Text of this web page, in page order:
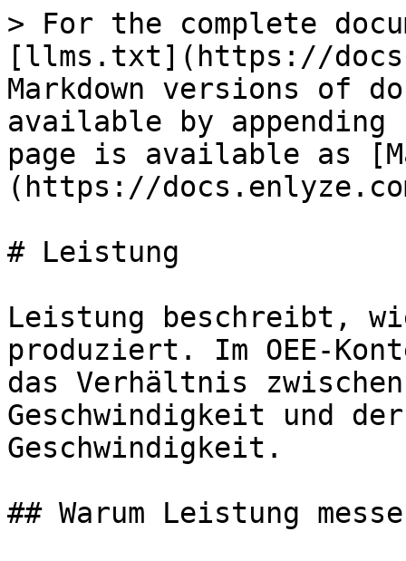
> For the complete
[llms.txt](https://
Markdown versions of
available by
page is available as
(https://
# Leistung
Leistung beschreibt,
produziert. Im OEE-
das Verhältnis
Geschwindigkeit und
Geschwindigkeit.
## Warum Leistung